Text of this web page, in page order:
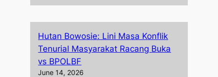
Hutan Bowosie: Lini Masa Konflik
Tenurial Masyarakat Racang Buka
vs BPOLBF
June 14, 2026